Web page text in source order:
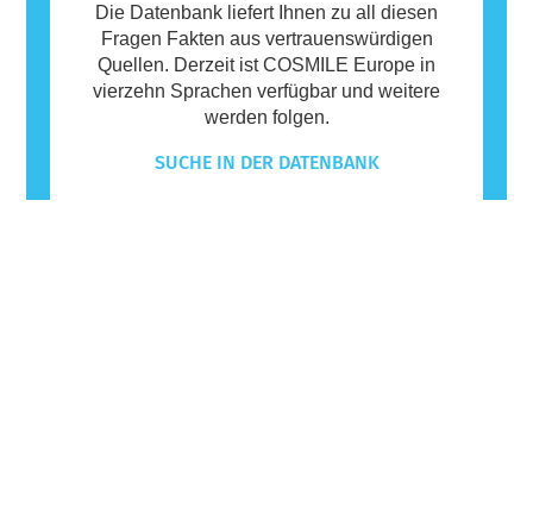
Die Datenbank liefert Ihnen zu all diesen
Fragen Fakten aus vertrauenswürdigen
Quellen. Derzeit ist COSMILE Europe in
vierzehn Sprachen verfügbar und weitere
werden folgen.
SUCHE IN DER DATENBANK